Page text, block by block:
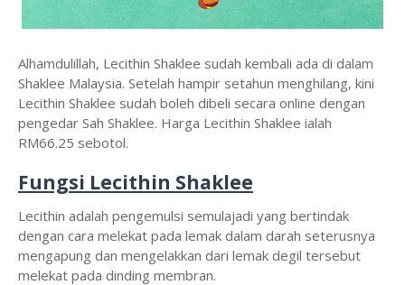
Alhamdulillah, Lecithin Shaklee sudah kembali ada di dalam
Shaklee Malaysia. Setelah hampir setahun menghilang, kini
Lecithin Shaklee sudah boleh dibeli secara online dengan
pengedar Sah Shaklee. Harga Lecithin Shaklee ialah
RM66.25 sebotol.
Fungsi Lecithin Shaklee
Lecithin adalah pengemulsi semulajadi yang bertindak
dengan cara melekat pada lemak dalam darah seterusnya
mengapung dan mengelakkan dari lemak degil tersebut
melekat pada dinding membran.